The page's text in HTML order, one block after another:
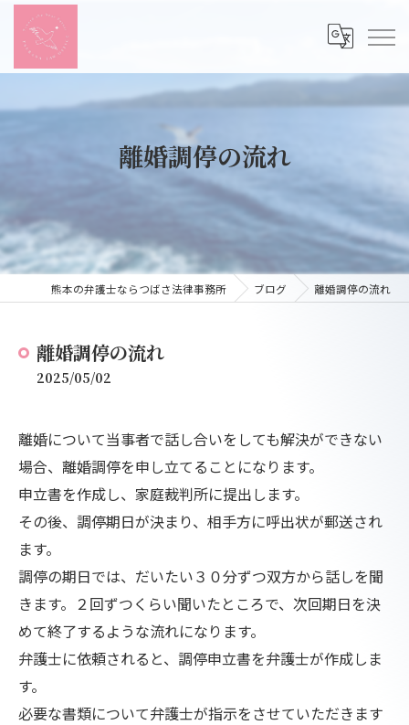
離婚調停の流れ
熊本の弁護士ならつばさ法律事務所 ブログ 離婚調停の流れ
離婚調停の流れ
2025/05/02
離婚について当事者で話し合いをしても解決ができない
場合、離婚調停を申し立てることになります。
申立書を作成し、家庭裁判所に提出します。
その後、調停期日が決まり、相手方に呼出状が郵送され
ます。
調停の期日では、だいたい３０分ずつ双方から話しを聞
きます。２回ずつくらい聞いたところで、次回期日を決
めて終了するような流れになります。
弁護士に依頼されると、調停申立書を弁護士が作成しま
す。
必要な書類について弁護士が指示をさせていただきます